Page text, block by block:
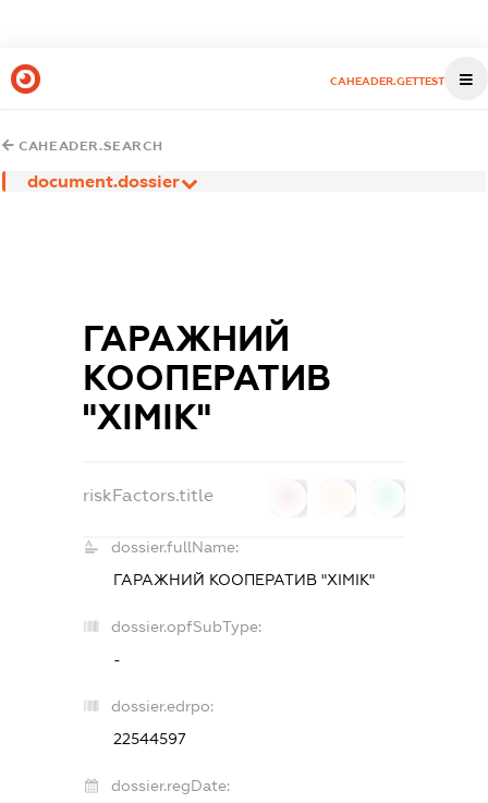
CAHEADER.GETTEST
CAHEADER.SEARCH
document.dossier
ГАРАЖНИЙ
КООПЕРАТИВ
"ХІМІК"
riskFactors.title
dossier.fullName:
ГАРАЖНИЙ КООПЕРАТИВ "ХІМІК"
dossier.opfSubType:
-
dossier.edrpo:
22544597
dossier.regDate: